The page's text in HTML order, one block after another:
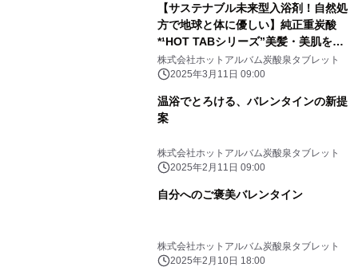
【サステナブル未来型入浴剤！自然処
方で地球と体に優しい】純正重炭酸
*¹HOT TABシリーズ”美髪・美肌を育
むShower&Spa”『HOT TAB Natural
ZEN』90錠新発売
株式会社ホットアルバム炭酸泉タブレット
2025年3月11日 09:00
温浴でとろける、バレンタインの新提
案
株式会社ホットアルバム炭酸泉タブレット
2025年2月11日 09:00
自分へのご褒美バレンタイン
株式会社ホットアルバム炭酸泉タブレット
2025年2月10日 18:00